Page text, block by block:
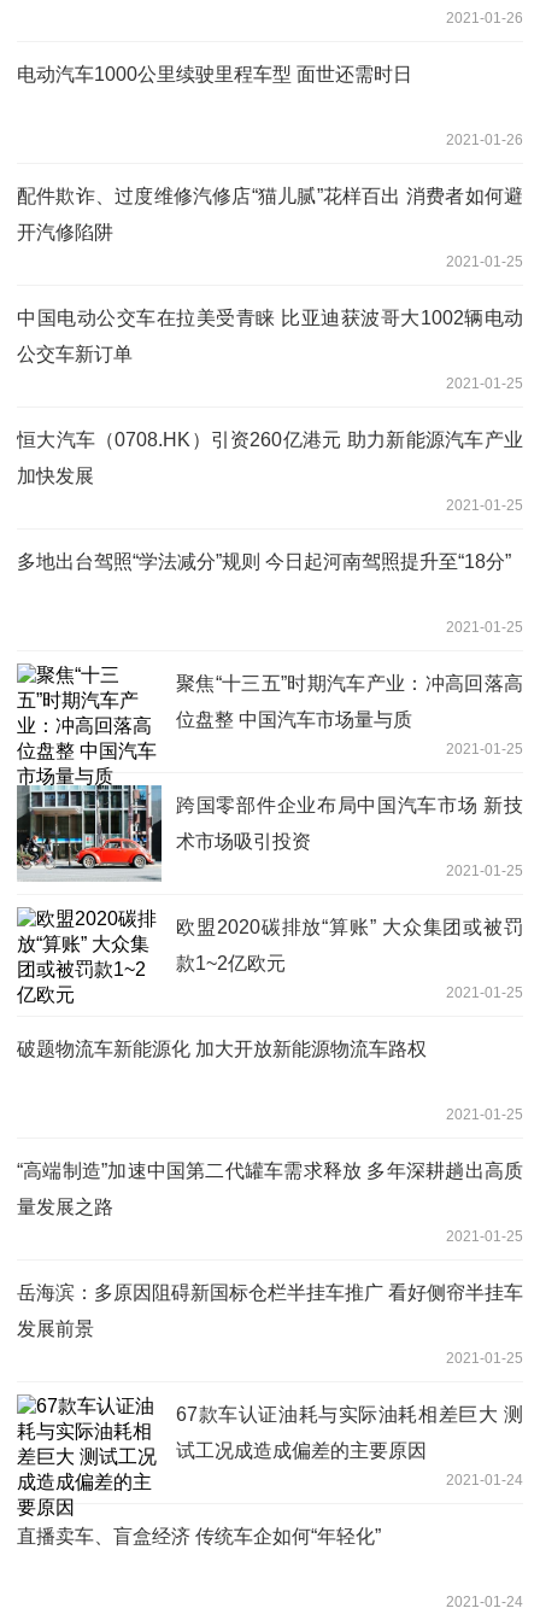
2021-01-26
电动汽车1000公里续驶里程车型 面世还需时日
2021-01-26
配件欺诈、过度维修汽修店“猫儿腻”花样百出 消费者如何避
开汽修陷阱
2021-01-25
中国电动公交车在拉美受青睐 比亚迪获波哥大1002辆电动
公交车新订单
2021-01-25
恒大汽车（0708.HK）引资260亿港元 助力新能源汽车产业
加快发展
2021-01-25
多地出台驾照“学法减分”规则 今日起河南驾照提升至“18分”
2021-01-25
聚焦“十三五”时期汽车产业：冲高回落高
位盘整 中国汽车市场量与质
2021-01-25
跨国零部件企业布局中国汽车市场 新技
术市场吸引投资
2021-01-25
欧盟2020碳排放“算账” 大众集团或被罚
款1~2亿欧元
2021-01-25
破题物流车新能源化 加大开放新能源物流车路权
2021-01-25
“高端制造”加速中国第二代罐车需求释放 多年深耕趟出高质
量发展之路
2021-01-25
岳海滨：多原因阻碍新国标仓栏半挂车推广 看好侧帘半挂车
发展前景
2021-01-25
67款车认证油耗与实际油耗相差巨大 测
试工况成造成偏差的主要原因
2021-01-24
直播卖车、盲盒经济 传统车企如何“年轻化”
2021-01-24